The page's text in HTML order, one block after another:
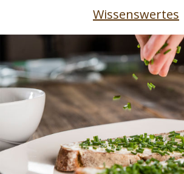
Wissenswertes